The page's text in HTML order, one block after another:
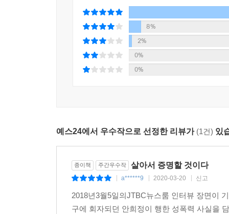
8%
2%
0%
0%
예스24에서 우수작으로 선정한 리뷰가 (1건) 있
종이책 주간우수작 살아서 증명할 것이다
a******9 2020-03-20 신고
2018년3월5일의JTBC뉴스룸 인터뷰 장면이
구에 회자되던 안희정이 행한 성폭력 사실을